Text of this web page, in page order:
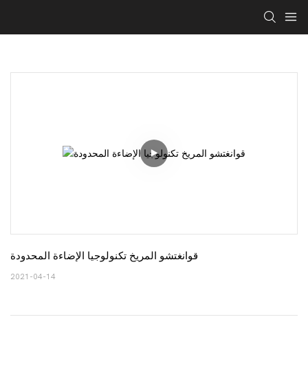
قوانغتشو المريخ تكنولوجيا الإضاءة المحدودة
2021-04-14